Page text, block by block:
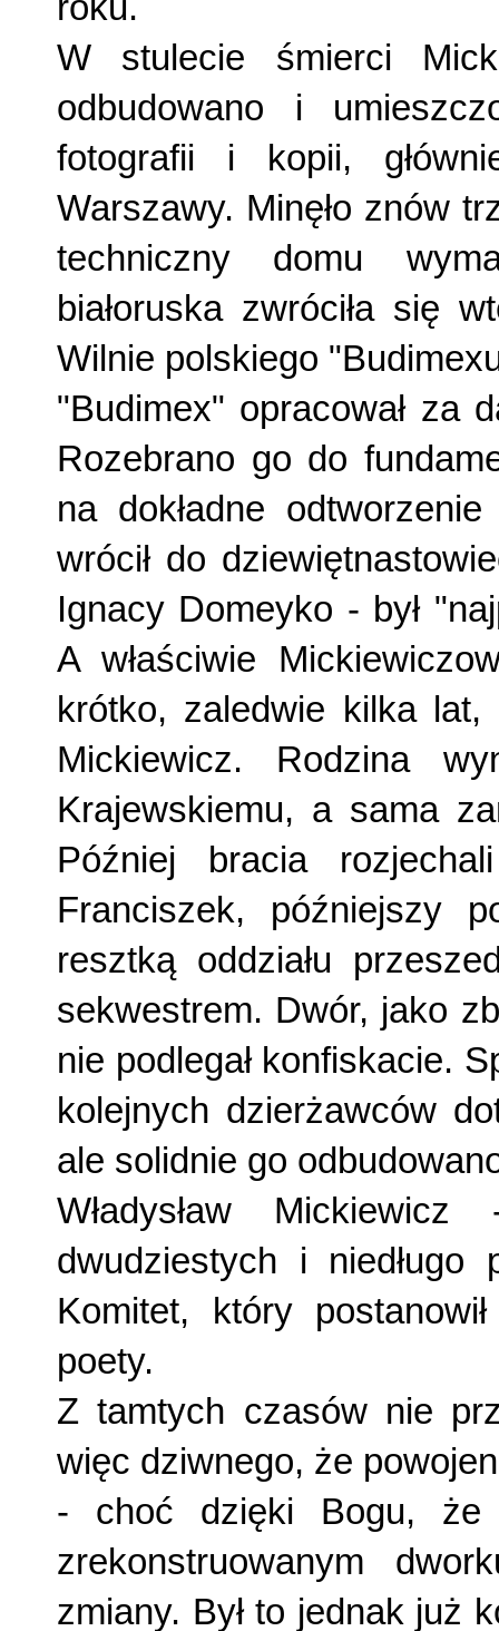
W stulecie śmierci
odbudowano i
fotografii i kopii,
Warszawy. Minęło znów
techniczny domu
białoruska zwróciła się
Wilnie polskiego
"Budimex" opracował za
Rozebrano go do
na dokładne
wrócił do
Ignacy Domeyko - był
A właściwie
krótko, zaledwie kilka lat,
Mickiewicz. Rodzina
Krajewskiemu, a sama
Później bracia
Franciszek, późniejszy
resztką oddziału
sekwestrem. Dwór, jako
nie podlegał konfiskacie.
kolejnych dzierżawców
ale solidnie go
Władysław
dwudziestych i niedługo
Komitet, który
poety.
Z tamtych czasów nie
więc dziwnego, że
- choć dzięki Bogu,
zrekonstruowanym
zmiany. Był to jednak już